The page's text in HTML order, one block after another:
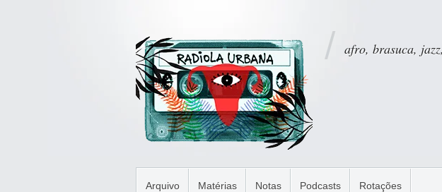
afro, brasuca,
Arquivo Matérias Notas Podcasts Rotações